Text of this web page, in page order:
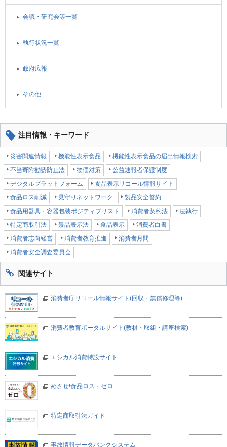
会議・研究会等一覧
執行状況一覧
政府広報
その他
注目情報・キーワード
災害関連情報 機能性表示食品
機能性表示食品の届出情報検索
不当寄附勧誘防止法
物価対策
公益通報者保護制度
デジタルプラットフォーム
食品表示リコール情報サイト
食品ロス削減
見守りネットワーク
製品安全誓約
食品用器具・容器包装ポジティブリスト
消費者契約法
法執行
特定商取引法
景品表示法 食品表示
消費者白書
消費者志向経営
消費者教育推進
消費者月間
消費者安全調査委員会
関連サイト
消費者庁リコール情報サイト(回収・無償修理等)
消費者教育ポータルサイト(教材・取組・講座検索)
エシカル消費特設サイト
めざせ!食品ロス・ゼロ
特定商取引法ガイド
事故情報データバンクシステム